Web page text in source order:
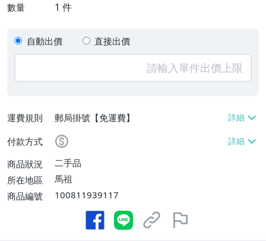
數量 1 件
自動出價 直接出價
運費規則
郵局掛號【免運費】
付款方式
商品狀況
二手品
所在地區
馬祖
商品編號
100811939117